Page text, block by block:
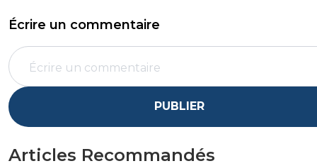
Écrire un commentaire
PUBLIER
Articles Recommandés